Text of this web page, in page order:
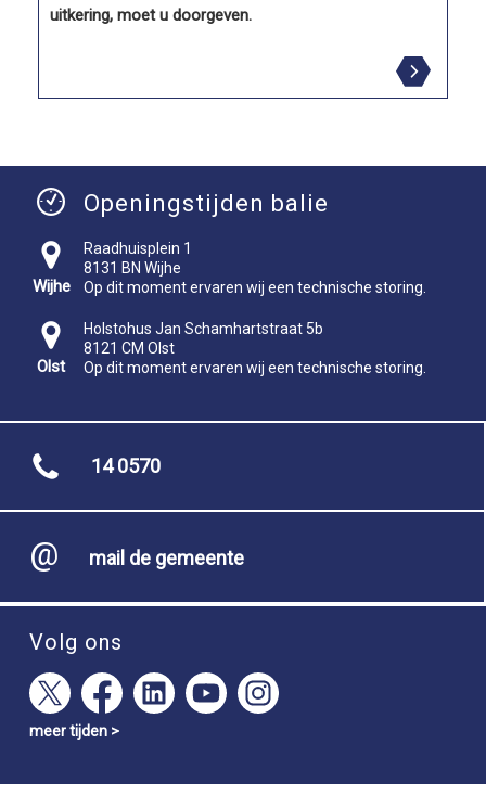
uitkering, moet u doorgeven.
Openingstijden balie
Wijhe
Raadhuisplein 1
8131 BN Wijhe
Op dit moment ervaren wij een technische storing.
Olst
Holstohus Jan Schamhartstraat 5b
8121 CM Olst
Op dit moment ervaren wij een technische storing.
meer tijden >
14 0570
mail de gemeente
Volg ons